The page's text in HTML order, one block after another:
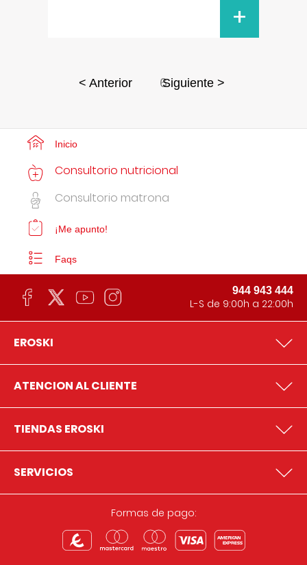
+
< Anterior 6Siguiente >
Inicio
Consultorio nutricional
Consultorio matrona
¡Me apunto!
Faqs
944 943 444
L-S de 9:00h a 22:00h
EROSKI
ATENCION AL CLIENTE
TIENDAS EROSKI
SERVICIOS
Formas de pago: